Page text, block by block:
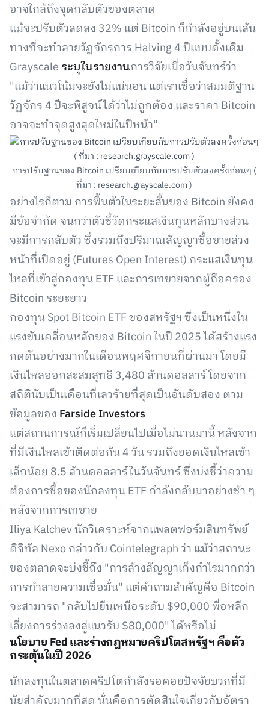
อาจใกล้ถึงจุดกลับตัวของตลาด
แม้จะปรับตัวลดลง 32% แต่ Bitcoin ก็กำลังอยู่บนเส้น
ทางที่จะทำลายวัฏจักรการ Halving 4 ปีแบบดั้งเดิม
Grayscale ระบุในรายงานการวิจัยเมื่อวันจันทร์ว่า
"แม้ว่าแนวโน้มจะยังไม่แน่นอน แต่เราเชื่อว่าสมมติฐาน
วัฏจักร 4 ปีจะพิสูจน์ได้ว่าไม่ถูกต้อง และราคา Bitcoin
อาจจะทำจุดสูงสุดใหม่ในปีหน้า"
การปรับฐานของ Bitcoin เปรียบเทียบกับการปรับตัวลงครั้งก่อนๆ (
ที่มา : research.grayscale.com )
อย่างไรก็ตาม การฟื้นตัวในระยะสั้นของ Bitcoin ยังคง
มีข้อจำกัด จนกว่าตัวชี้วัดกระแสเงินทุนหลักบางส่วน
จะมีการกลับตัว ซึ่งรวมถึงปริมาณสัญญาซื้อขายล่วง
หน้าที่เปิดอยู่ (Futures Open Interest) กระแสเงินทุน
ไหลที่เข้าสู่กองทุน ETF และการเทขายจากผู้ถือครอง
Bitcoin ระยะยาว
กองทุน Spot Bitcoin ETF ของสหรัฐฯ ซึ่งเป็นหนึ่งใน
แรงขับเคลื่อนหลักของ Bitcoin ในปี 2025 ได้สร้างแรง
กดดันอย่างมากในเดือนพฤศจิกายนที่ผ่านมา โดยมี
เงินไหลออกสะสมสุทธิ 3,480 ล้านดอลลาร์ โดยจาก
สถิตินับเป็นเดือนที่เลวร้ายที่สุดเป็นอันดับสอง ตาม
ข้อมูลของ Farside Investors
แต่สถานการณ์ก็เริ่มเปลี่ยนไปเมื่อไม่นานมานี้ หลังจาก
ที่มีเงินไหลเข้าติดต่อกัน 4 วัน รวมถึงยอดเงินไหลเข้า
เล็กน้อย 8.5 ล้านดอลลาร์ในวันจันทร์ ซึ่งบ่งชี้ว่าความ
ต้องการซื้อของนักลงทุน ETF กำลังกลับมาอย่างช้า ๆ
หลังจากการเทขาย
Iliya Kalchev นักวิเคราะห์จากแพลตฟอร์มสินทรัพย์
ดิจิทัล Nexo กล่าวกับ Cointelegraph ว่า แม้ว่าสถานะ
ของตลาดจะบ่งชี้ถึง "การล้างสัญญาเก็งกำไรมากกว่า
การทำลายความเชื่อมั่น" แต่คำถามสำคัญคือ Bitcoin
จะสามารถ "กลับไปยืนเหนือระดับ $90,000 พื่อหลีก
เลี่ยงการร่วงลงสู่แนวรับ $80,000" ได้หรือไม่
นโยบาย Fed และร่างกฎหมายคริปโตสหรัฐฯ คือตัว
กระตุ้นในปี 2026
นักลงทุนในตลาดคริปโตกำลังรอคอยปัจจัยบวกที่มี